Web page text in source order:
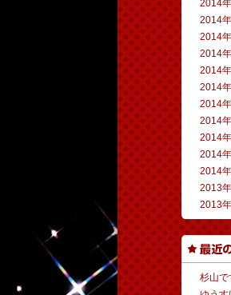
2014
2014
2014
2014
2014
2014
2014
2014
2014
2014
2014
2013
2013
杉山で